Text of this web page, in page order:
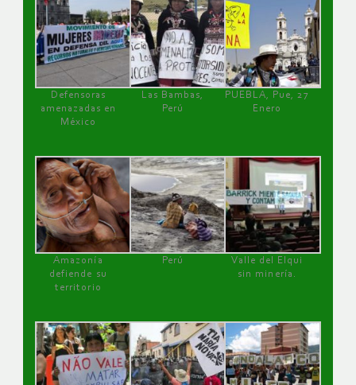
Defensoras
amenazadas en
México
Las Bambas,
Perú
PUEBLA, Pue, 27
Enero
Amazonía
defiende su
territorio
Perú
Valle del Elqui
sin minería.